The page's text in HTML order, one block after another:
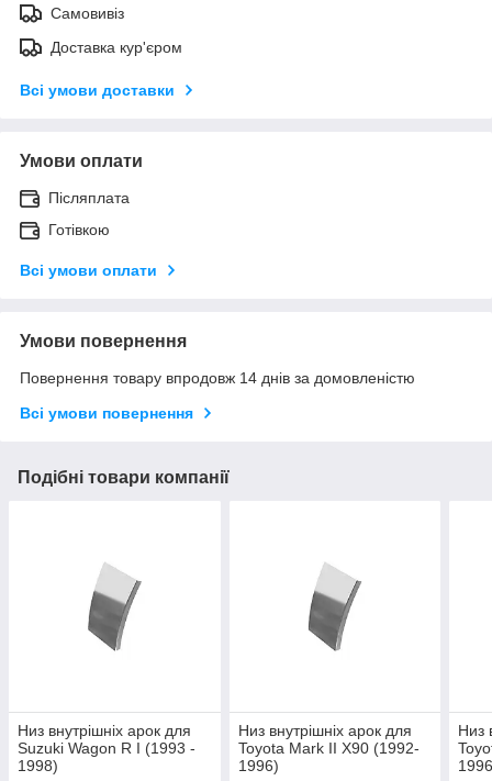
Самовивіз
Доставка кур'єром
Всі умови доставки
Умови оплати
Післяплата
Готівкою
Всі умови оплати
Умови повернення
Повернення товару впродовж 14 днів за домовленістю
Всі умови повернення
Подібні товари компанії
Низ внутрішніх арок для
Suzuki Wagon R I (1993 -
1998)
Низ внутрішніх арок для
Toyota Mark II X90 (1992-
1996)
Низ